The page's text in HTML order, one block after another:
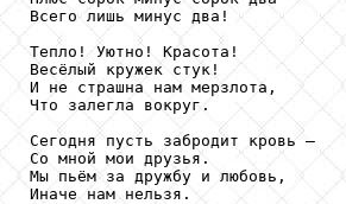
Всего лишь минус два!
Тепло! Уютно! Красота!
Весёлый кружек стук!
И не страшна нам мерзлота,
Что залегла вокруг.
Сегодня пусть забродит кровь –
Со мной мои друзья.
Мы пьём за дружбу и любовь,
Иначе нам нельзя.